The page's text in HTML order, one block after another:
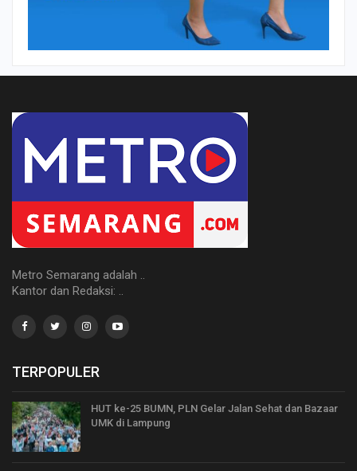
Metro Semarang adalah ..
Kantor dan Redaksi: ..
TERPOPULER
HUT ke-25 BUMN, PLN Gelar Jalan Sehat dan Bazaar
UMK di Lampung